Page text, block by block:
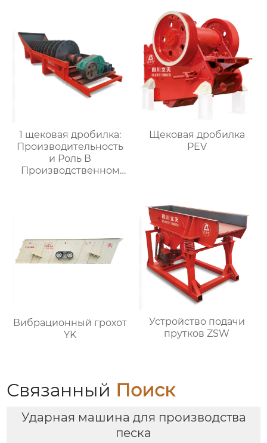
1 щековая дробилка:
Производительность
и Роль В
Производственном
Щековая дробилка
PEV
Вибрационный грохот
YK
Устройство подачи
прутков ZSW
Связанный Поиск
Ударная машина для производства
песка